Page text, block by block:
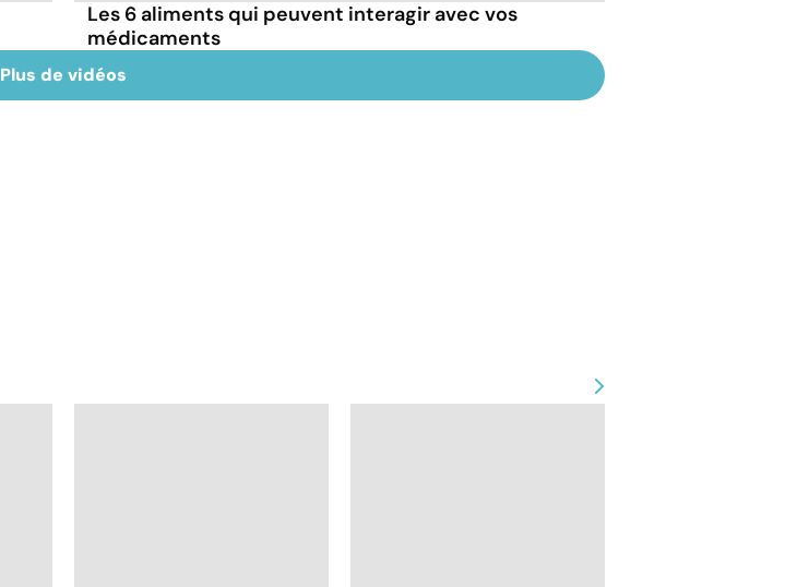
Les 6 aliments qui peuvent interagir avec vos
médicaments
Plus de vidéos